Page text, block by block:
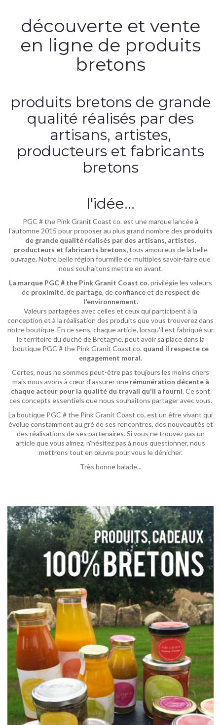
découverte et vente
en ligne de produits
bretons
produits bretons de grande
qualité réalisés par des
artisans, artistes,
producteurs et fabricants
bretons
l'idée...
PGC # the Pink Granit Coast co. est une marque lancée à
l'automne 2015 pour proposer au plus grand nombre des produits
de grande qualité réalisés par des artisans, artistes,
producteurs et fabricants bretons,tous amoureux de la belle
ouvrage. Notre belle région fourmille de multiples savoir-faire que
nous souhaitons mettre en avant.
La marque PGC # the Pink Granit Coast co.privilégie les valeurs
de proximité, de partage, de confianceet de respect de
l'environnement.
Valeurs partagées avec celles et ceux qui participent à la
conception et à la réalisation des produits que vous trouverez dans
notre boutique. En ce sens, chaque article, lorsqu'il est fabriqué sur
le territoire du duché de Bretagne, peut avoir sa place dans la
boutique PGC # the Pink Granit Coast co. quand il respecte ce
engagement moral.
Certes, nous ne sommes peut-être pas toujours les moins chers
mais nous avons à cœur d'assurer une rémunération décente à
chaque acteur pour la qualité du travail qu'il a fourni. Ce sont
ces concepts essentiels que nous souhaitons partager avec vous.
La boutique PGC # the Pink Granit Coast co. est un être vivant qui
évolue constamment au gré de ses rencontres, des nouveautés et
des réalisations de ses partenaires. Si vous ne trouvez pas un
article que vous aimez, n'hésitez pas à nous questionner, nous
mettrons tout en œuvre pour vous le dénicher.
Très bonne balade...